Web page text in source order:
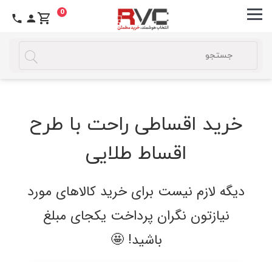
0
خرید اقساطی راحت با طرح
اقساط طلایی
دیگه لازم نیست برای خرید کالاهای مورد
نیازتون نگران پرداخت یکجای مبلغ
باشید! 🤩